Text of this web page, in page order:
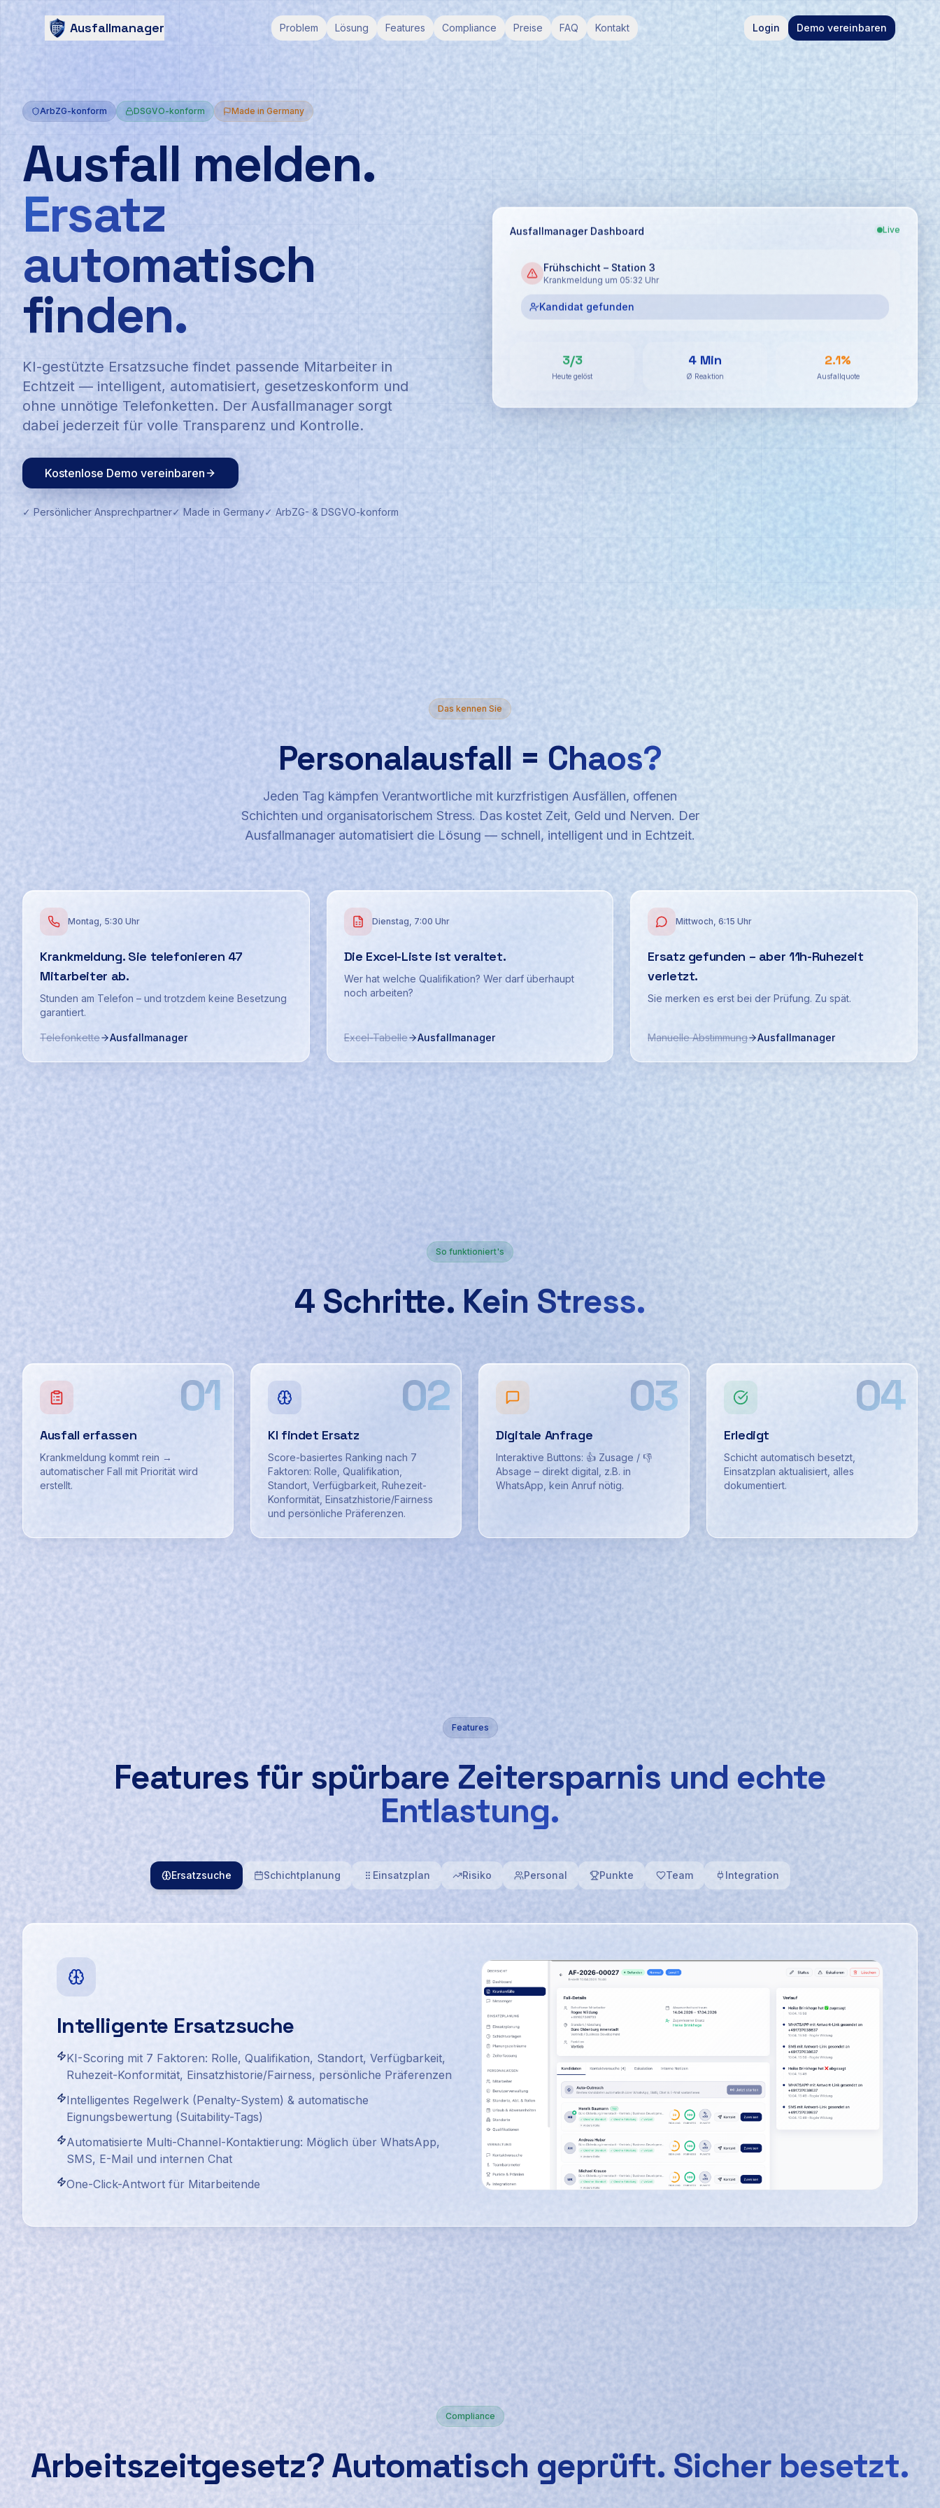
Ausfallmanager Problem Lösung Features Compliance Preise FAQ Kontakt Login Demo vereinbaren
ArbZG-konform DSGVO-konform Made in Germany
Ausfall melden.
Ersatz
automatisch
finden.
KI-gestützte Ersatzsuche findet passende Mitarbeiter in
Echtzeit — intelligent, automatisiert, gesetzeskonform und
ohne unnötige Telefonketten. Der Ausfallmanager sorgt
dabei jederzeit für volle Transparenz und Kontrolle.
Kostenlose Demo vereinbaren
✓ Persönlicher Ansprechpartner✓ Made in Germany✓ ArbZG- & DSGVO-konform
Live
Ausfallmanager Dashboard
Frühschicht – Station 3
Krankmeldung um 05:32 Uhr
Suche läuft...
3/3
Heute gelöst
4 Min
Ø Reaktion
2.1%
Ausfallquote
Das kennen Sie
Personalausfall =Chaos?
Jeden Tag kämpfen Verantwortliche mit kurzfristigen Ausfällen, offenen
Schichten und organisatorischem Stress. Das kostet Zeit, Geld und Nerven. Der
Ausfallmanager automatisiert die Lösung — schnell, intelligent und in Echtzeit.
Montag, 5:30 Uhr
Krankmeldung. Sie telefonieren 47
Mitarbeiter ab.
Stunden am Telefon – und trotzdem keine Besetzung
garantiert.
Telefonkette Ausfallmanager
Dienstag, 7:00 Uhr
Die Excel-Liste ist veraltet.
Wer hat welche Qualifikation? Wer darf überhaupt
noch arbeiten?
Excel-Tabelle Ausfallmanager
Mittwoch, 6:15 Uhr
Ersatz gefunden – aber 11h-Ruhezeit
verletzt.
Sie merken es erst bei der Prüfung. Zu spät.
Manuelle Abstimmung Ausfallmanager
So funktioniert's
4 Schritte. Kein Stress.
01
Ausfall erfassen
Krankmeldung kommt rein →
automatischer Fall mit Priorität wird
erstellt.
02
KI findet Ersatz
Score-basiertes Ranking nach 7
Faktoren: Rolle, Qualifikation,
Standort, Verfügbarkeit, Ruhezeit-
Konformität, Einsatzhistorie/Fairness
und persönliche Präferenzen.
03
Digitale Anfrage
Interaktive Buttons: 👍 Zusage / 👎
Absage – direkt digital, z.B. in
WhatsApp, kein Anruf nötig.
04
Erledigt
Schicht automatisch besetzt,
Einsatzplan aktualisiert, alles
dokumentiert.
Features
Features für spürbare Zeitersparnis und echte
Entlastung.
Ersatzsuche Schichtplanung Einsatzplan Risiko Personal Punkte Team Integration
Intelligente Ersatzsuche
KI-Scoring mit 7 Faktoren: Rolle, Qualifikation, Standort, Verfügbarkeit,
Ruhezeit-Konformität, Einsatzhistorie/Fairness, persönliche Präferenzen
Intelligentes Regelwerk (Penalty-System) & automatische
Eignungsbewertung (Suitability-Tags)
Automatisierte Multi-Channel-Kontaktierung: Möglich über WhatsApp,
SMS, E-Mail und internen Chat
One-Click-Antwort für Mitarbeitende
Compliance
Arbeitszeitgesetz?Automatisch geprüft. Sicher besetzt.